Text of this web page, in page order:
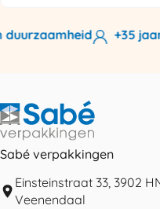
+35 jaar
Sabé verpakkingen
Einsteinstraat 33, 3902
Veenendaal